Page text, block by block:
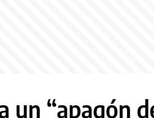
un “apagón